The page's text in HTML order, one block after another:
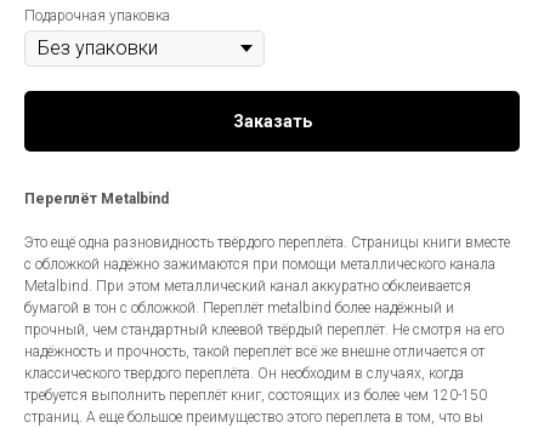
Подарочная упаковка
Заказать
Переплёт Metalbind
Это ещё одна разновидность твёрдого переплёта. Страницы книги вместе
с обложкой надёжно зажимаются при помощи металлического канала
Metalbind. При этом металлический канал аккуратно обклеивается
бумагой в тон с обложкой. Переплёт metalbind более надёжный и
прочный, чем стандартный клеевой твёрдый переплёт. Не смотря на его
надёжность и прочность, такой переплёт всё же внешне отличается от
классического твердого переплёта. Он необходим в случаях, когда
требуется выполнить переплёт книг, состоящих из более чем 120-150
страниц. А еще большое преимущество этого переплета в том, что вы